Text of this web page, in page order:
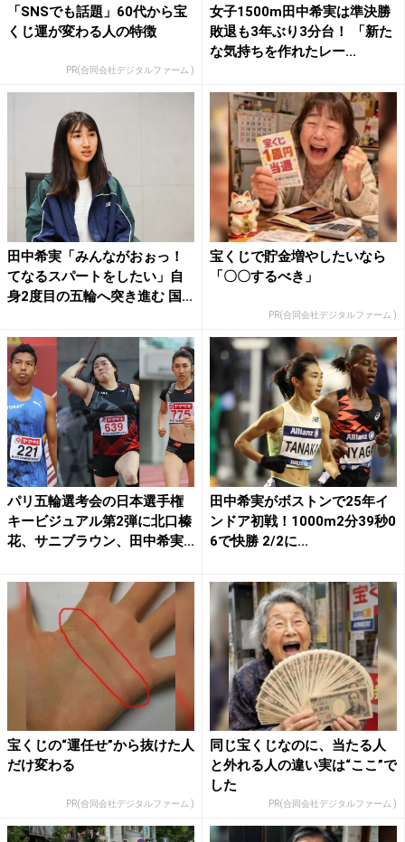
「SNSでも話題」60代から宝
くじ運が変わる人の特徴
PR(合同会社デジタルファーム )
女子1500m田中希実は準決勝
敗退も3年ぶり3分台！ 「新た
な気持ちを作れたレー...
田中希実「みんながおぉっ！
てなるスパートをしたい」自
身2度目の五輪へ突き進む 国...
宝くじで貯金増やしたいなら
「〇〇するべき」
PR(合同会社デジタルファーム )
パリ五輪選考会の日本選手権
キービジュアル第2弾に北口榛
花、サニブラウン、田中希実...
田中希実がボストンで25年イ
ンドア初戦！1000m2分39秒0
6で快勝 2/2に...
宝くじの“運任せ”から抜けた人
だけ変わる
PR(合同会社デジタルファーム )
同じ宝くじなのに、当たる人
と外れる人の違い実は“ここ”で
した
PR(合同会社デジタルファーム )